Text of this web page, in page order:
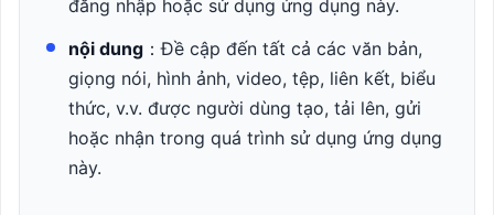
đăng nhập hoặc sử dụng ứng dụng này.
nội dung ：Đề cập đến tất cả các văn bản,
giọng nói, hình ảnh, video, tệp, liên kết, biểu
thức, v.v. được người dùng tạo, tải lên, gửi
hoặc nhận trong quá trình sử dụng ứng dụng
này.